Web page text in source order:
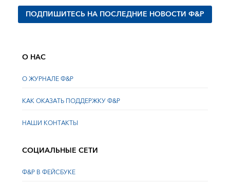
ПОДПИШИТЕСЬ НА ПОСЛЕДНИЕ НОВОСТИ Ф&Р
О НАС
О ЖУРНАЛЕ Ф&Р
КАК ОКАЗАТЬ ПОДДЕРЖКУ Ф&Р
НАШИ КОНТАКТЫ
СОЦИАЛЬНЫЕ СЕТИ
Ф&Р В ФЕЙСБУКЕ